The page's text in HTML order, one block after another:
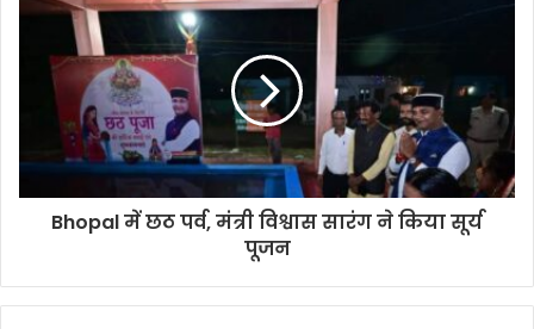
Bhopal में छठ पर्व, मंत्री विश्वास सारंग ने किया सूर्य
पूजन